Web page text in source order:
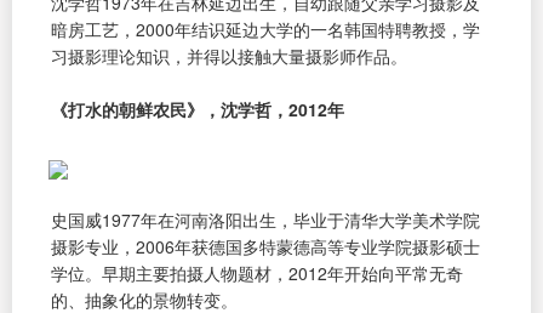
暗房工艺，2000年结识延边大学的一名韩国特聘教授，学
习摄影理论知识，并得以接触大量摄影师作品。
《打水的朝鲜农民》，沈学哲，2012年
史国威1977年在河南洛阳出生，毕业于清华大学美术学院
摄影专业，2006年获德国多特蒙德高等专业学院摄影硕士
学位。早期主要拍摄人物题材，2012年开始向平常无奇
的、抽象化的景物转变。